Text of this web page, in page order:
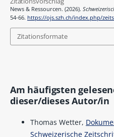
News & Ressourcen. (2026).
54-66. https://ojs.szh.ch/index.php/
Zitationsformate
Am häufigsten
dieser/dieses Autor/in
Thomas Wetter,
Schweizerische